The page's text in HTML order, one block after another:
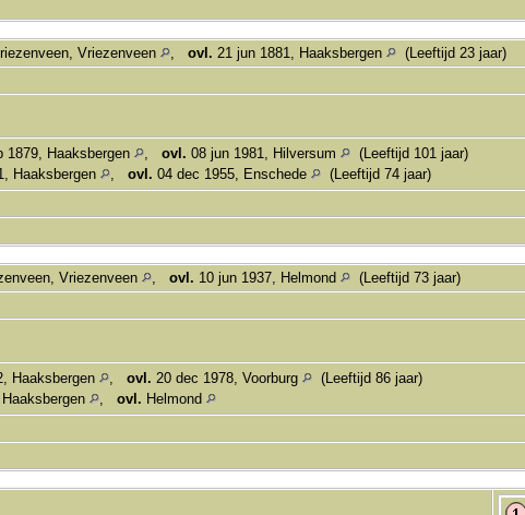
Vriezenveen , ovl. 21 jun 1881, Haaksbergen
(Leeftijd 23 jaar)
1879, Haaksbergen , ovl. 08 jun 1981, Hilversum
(Leeftijd 101 jaar)
Haaksbergen , ovl. 04 dec 1955, Enschede
(Leeftijd 74 jaar)
Vriezenveen , ovl. 10 jun 1937, Helmond
(Leeftijd 73 jaar)
Haaksbergen , ovl. 20 dec 1978, Voorburg
(Leeftijd 86 jaar)
, ovl. Helmond